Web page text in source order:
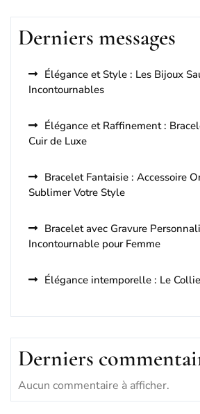
Derniers messages
Élégance et Style : Les Bijoux
Incontournables
Élégance et Raffinement :
Cuir de Luxe
Bracelet Fantaisie : Accessoire
Sublimer Votre Style
Bracelet avec Gravure
Incontournable pour Femme
Élégance intemporelle : Le
Derniers
Aucun commentaire à afficher.